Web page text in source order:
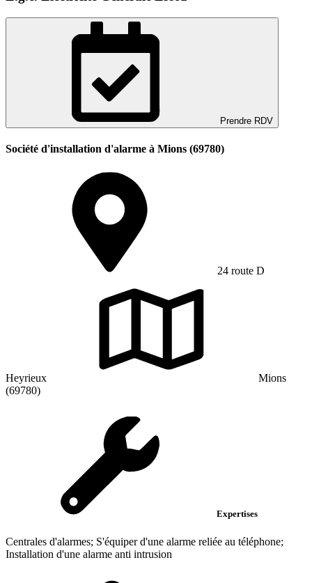
Prendre RDV
Société d'installation d'alarme à Mions (69780)
24 route D
Heyrieux
Mions
(69780)
Expertises
Centrales d'alarmes; S'équiper d'une alarme reliée au téléphone;
Installation d'une alarme anti intrusion